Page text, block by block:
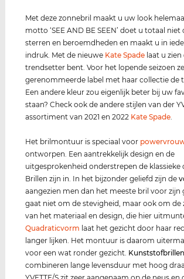
Met deze zonnebril maakt u uw look
motto ‘SEE AND BE SEEN’ doet u totaal
sterren en beroemdheden en maakt u in
indruk. Met de nieuwe Kate Spade laat u
trendsetter bent. Voor het lopende seizoen
gerenommeerde label met haar collectie de
Een andere kleur zou eigenlijk beter bij uw
staan? Check ook de andere stijlen van der
assortiment van 2021 en 2022 Kate Spade
Het brilmontuur is speciaal voor power
ontworpen. Een aantrekkelijk design en de
uitgesprokenheid onderstrepen de klassieke
Brillen zijn in. In het bijzonder geliefd zijn de
aangezien men dan het meeste bril voor zijn
gaat niet om de stevigheid, maar ook om de
van het materiaal en design, die hier
Quadraticvorm laat het gezicht door haar
langer lijken. Het montuur is daarom
voor een wat ronder gezicht. Kunststofbrillen
combineren lange levensduur met hoog